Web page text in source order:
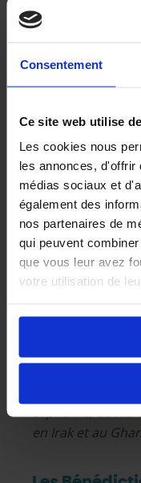
Consentement
Ce site web utilise
Les cookies nous
les annonces, d'offrir
médias sociaux et
également des
nos partenaires de
qui peuvent
que vous leur avez
votre utilisation de
rendent souvent
incroyablement
défis qu’aucun
endurer :
En participant à
l’Aïd, vous ne
un enfant, vous
de l’enfance lui-
l’Aïd pour couvrir
pour tous les
répond aux
orphelins, de
en Irak et au